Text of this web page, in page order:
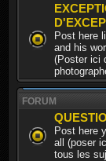
Post here
and his
(Poster ici
FORUM
Post here
all (poser
tous les